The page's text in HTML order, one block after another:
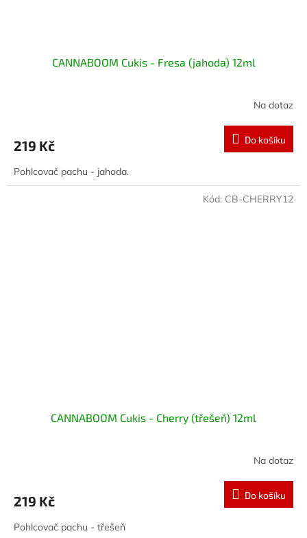
CANNABOOM Cukis - Fresa (jahoda) 12ml
Na dotaz
219 Kč Do košíku
Pohlcovač pachu - jahoda.
CANNABOOM Cukis - Cherry (třešeň) 12ml
Na dotaz
219 Kč Do košíku
Pohlcovač pachu - třešeň
Kód: CB-CHERRY12